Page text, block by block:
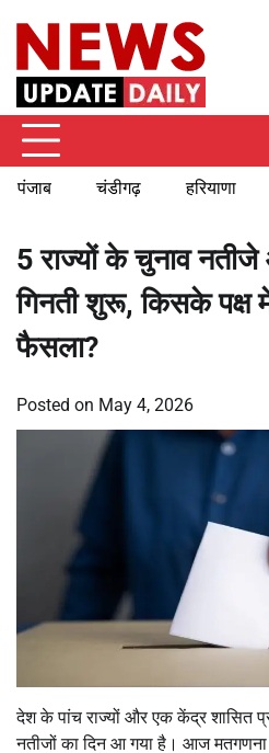
content
पंजाब चंडीगढ़ हरियाणा
5 राज्यों के चुनाव
गिनती शुरू, किसके पक्ष
फैसला?
Posted on May 4, 2026
देश के पांच राज्यों और एक केंद्र शासित
नतीजों का दिन आ गया है। आज मतगणना